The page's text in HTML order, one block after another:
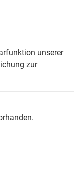
unserer
zur